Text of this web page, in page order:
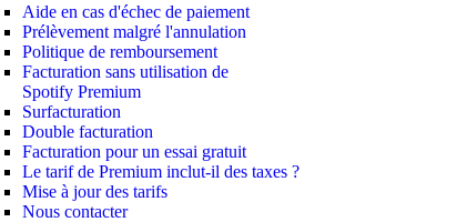
Aide en cas d'échec de paiement
Prélèvement malgré l'annulation
Politique de remboursement
Facturation sans utilisation de
Spotify Premium
Surfacturation
Double facturation
Facturation pour un essai gratuit
Le tarif de Premium inclut-il des taxes ?
Mise à jour des tarifs
Nous contacter